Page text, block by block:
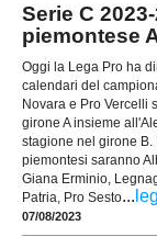
Serie C
piemontese
Oggi la Lega Pro ha
calendari del
Novara e Pro Vercelli
girone A insieme
stagione nel girone
piemontesi saranno
Giana Erminio,
Patria, Pro Sesto...
07/08/2023